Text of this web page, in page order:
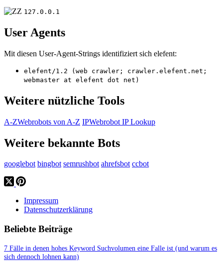
127.0.0.1
User Agents
Mit diesen User-Agent-Strings identifiziert sich elefent:
elefent/1.2 (web crawler; crawler.elefent.net;
webmaster at elefent dot net)
Weitere nützliche Tools
A-ZWebrobots von A-Z IPWebrobot IP Lookup
Weitere bekannte Bots
googlebot bingbot semrushbot ahrefsbot ccbot
Impressum
Datenschutzerklärung
Beliebte Beiträge
7 Fälle in denen hohes Keyword Suchvolumen eine Falle ist (und warum es
sich dennoch lohnen kann)